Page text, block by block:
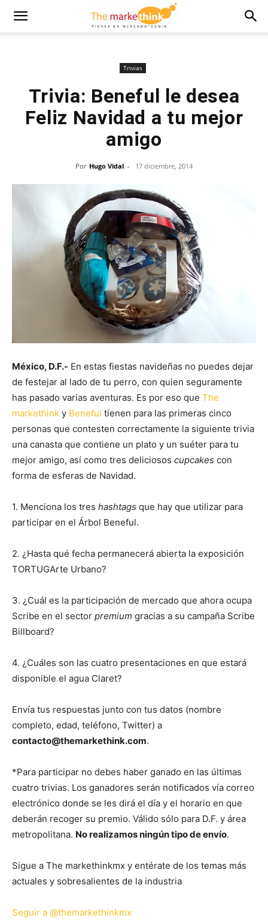
Trivias
Trivia: Beneful le desea
Feliz Navidad a tu mejor
amigo
Por Hugo Vidal - 17 diciembre, 2014
México, D.F.- En estas fiestas navideñas no puedes dejar
de festejar al lado de tu perro, con quien seguramente
has pasado varias aventuras. Es por eso que The
markethink y Beneful tienen para las primeras cinco
personas que contesten correctamente la siguiente trivia
una canasta que contiene un plato y un suéter para tu
mejor amigo, así como tres deliciosos cupcakes con
forma de esferas de Navidad.
1. Menciona los tres hashtags que hay que utilizar para
participar en el Árbol Beneful.
2. ¿Hasta qué fecha permanecerá abierta la exposición
TORTUGArte Urbano?
3. ¿Cuál es la participación de mercado que ahora ocupa
Scribe en el sector premium gracias a su campaña Scribe
Billboard?
4. ¿Cuáles son las cuatro presentaciones en que estará
disponible el agua Claret?
Envía tus respuestas junto con tus datos (nombre
completo, edad, teléfono, Twitter) a
contacto@themarkethink.com.
*Para participar no debes haber ganado en las últimas
cuatro trivias. Los ganadores serán notificados vía correo
electrónico donde se les dirá el día y el horario en que
deberán recoger su premio. Válido sólo para D.F. y área
metropolitana. No realizamos ningún tipo de envío.
Sigue a The markethinkmx y entérate de los temas más
actuales y sobresalientes de la industria
Seguir a @themarkethinkmx